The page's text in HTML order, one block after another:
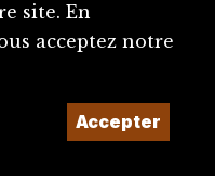
site. En
acceptez notre
Accepter